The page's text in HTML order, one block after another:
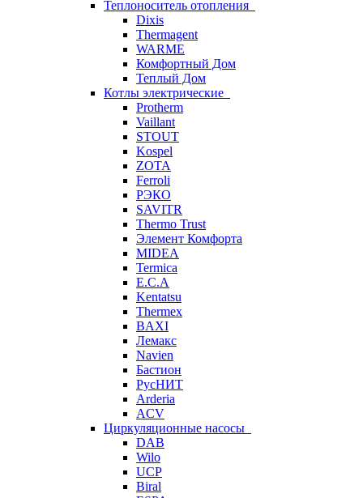
Теплоноситель отопления
Dixis
Thermagent
WARME
Комфортный Дом
Теплый Дом
Котлы электрические
Protherm
Vaillant
STOUT
Kospel
ZOTA
Ferroli
РЭКО
SAVITR
Thermo Trust
Элемент Комфорта
MIDEA
Termica
E.C.A
Kentatsu
Thermex
BAXI
Лемакс
Navien
Бастион
РусНИТ
Arderia
ACV
Циркуляционные насосы
DAB
Wilo
UCP
Biral